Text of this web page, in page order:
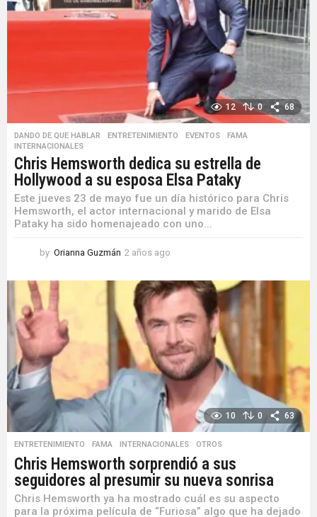
a
g
o
12 0 68
DANDO DE QUE HABLAR ,ENTRETENIMIENTO ,EVENTOS ,FAMA
INTERNACIONALES
Chris Hemsworth dedica su estrella de
Hollywood a su esposa Elsa Pataky
Este jueves 23 de mayo fue un día histórico para Chris
Hemsworth, el actor internacional y marido de Elsa
Pataky ha sido homenajeado con uno...
by Orianna Guzmán 2 años ago
ñ
o
a
o
10 0 63
ENTRETENIMIENTO ,FAMA INTERNACIONALES ,OTROS
Chris Hemsworth sorprendió a sus
seguidores al presumir su nueva sonrisa
Chris Hemsworth ya ha mostrado cuál es su aspecto
para la próxima película de “Furiosa” algo que ha dejado